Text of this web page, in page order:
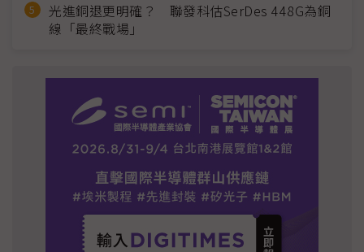
光進銅退更明確？ 聯發科估SerDes 448G為銅
線「最終戰場」